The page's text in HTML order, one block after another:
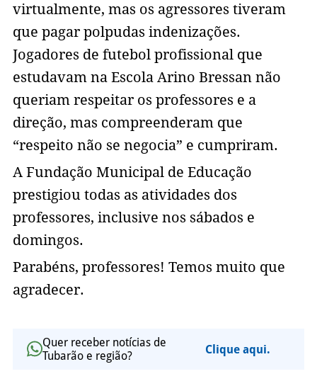
virtualmente, mas os agressores tiveram
que pagar polpudas indenizações.
Jogadores de futebol profissional que
estudavam na Escola Arino Bressan não
queriam respeitar os professores e a
direção, mas compreenderam que
“respeito não se negocia” e cumpriram.
A Fundação Municipal de Educação
prestigiou todas as atividades dos
professores, inclusive nos sábados e
domingos.
Parabéns, professores! Temos muito que
agradecer.
Quer receber notícias de
Tubarão e região?
Clique aqui.